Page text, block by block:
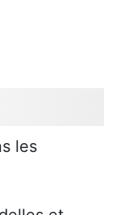
les